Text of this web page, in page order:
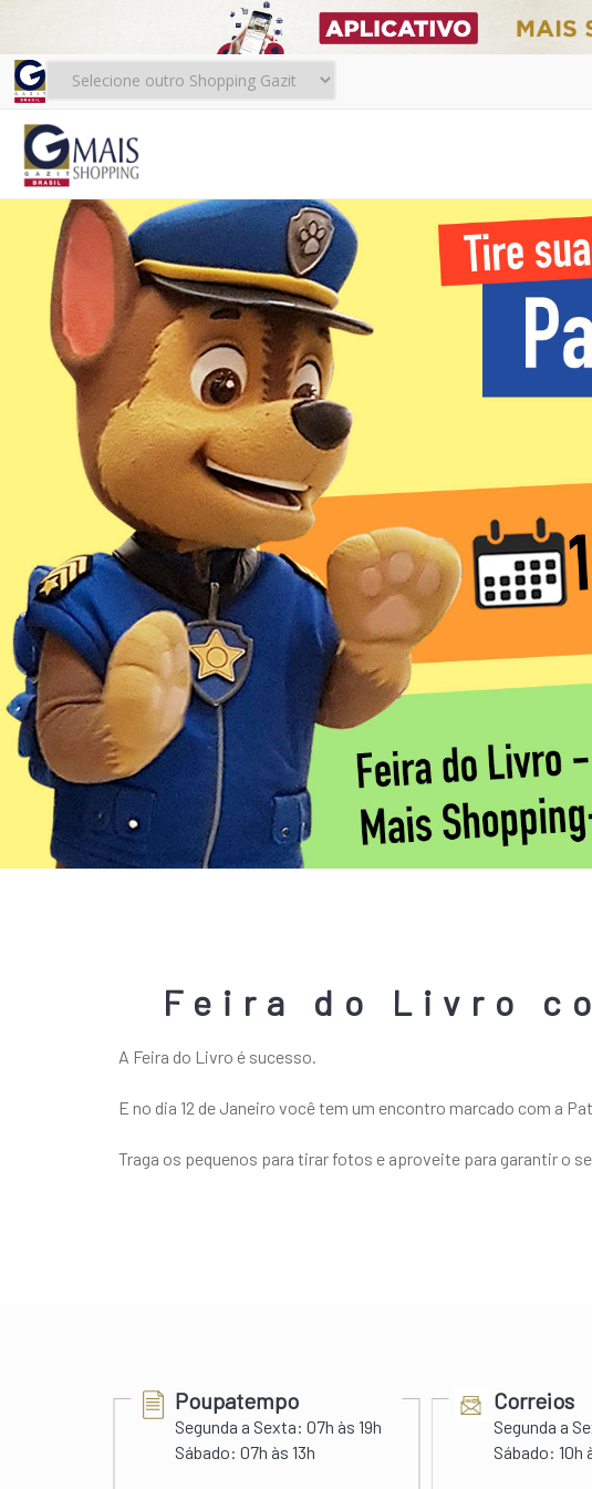
Feira do Livro
A Feira do Livro é sucesso.
E no dia 12 de Janeiro você tem um encontro marcado com a
Traga os pequenos para tirar fotos e aproveite para garantir o
Poupatempo
Segunda a Sexta: 07h às 19h
Sábado: 07h às 13h
Correios
Segunda a
Sábado: 10h